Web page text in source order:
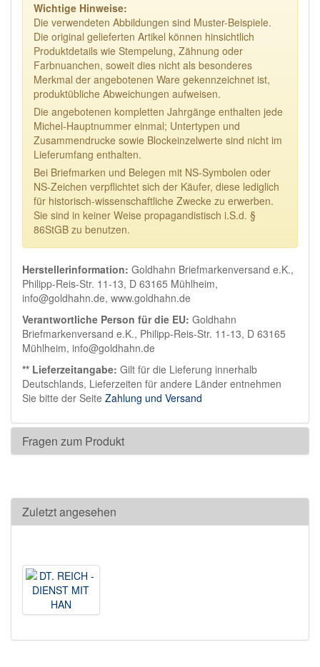
Wichtige Hinweise:
Die verwendeten Abbildungen sind Muster-Beispiele.
Die original gelieferten Artikel können hinsichtlich
Produktdetails wie Stempelung, Zähnung oder
Farbnuanchen, soweit dies nicht als besonderes
Merkmal der angebotenen Ware gekennzeichnet ist,
produktübliche Abweichungen aufweisen.
Die angebotenen kompletten Jahrgänge enthalten jede
Michel-Hauptnummer einmal; Untertypen und
Zusammendrucke sowie Blockeinzelwerte sind nicht im
Lieferumfang enthalten.
Bei Briefmarken und Belegen mit NS-Symbolen oder
NS-Zeichen verpflichtet sich der Käufer, diese lediglich
für historisch-wissenschaftliche Zwecke zu erwerben.
Sie sind in keiner Weise propagandistisch i.S.d. §
86StGB zu benutzen.
Herstellerinformation: Goldhahn Briefmarkenversand e.K.,
Philipp-Reis-Str. 11-13, D 63165 Mühlheim,
info@goldhahn.de, www.goldhahn.de
Verantwortliche Person für die EU: Goldhahn
Briefmarkenversand e.K., Philipp-Reis-Str. 11-13, D 63165
Mühlheim, info@goldhahn.de
** Lieferzeitangabe: Gilt für die Lieferung innerhalb
Deutschlands, Lieferzeiten für andere Länder entnehmen
Sie bitte der Seite Zahlung und Versand
Fragen zum Produkt
Zuletzt angesehen